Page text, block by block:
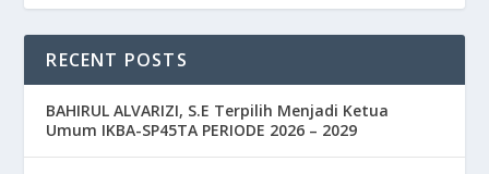
RECENT POSTS
BAHIRUL ALVARIZI, S.E Terpilih Menjadi Ketua
Umum IKBA-SP45TA PERIODE 2026 – 2029